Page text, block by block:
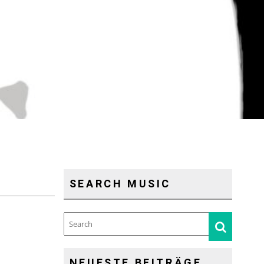
SEARCH MUSIC